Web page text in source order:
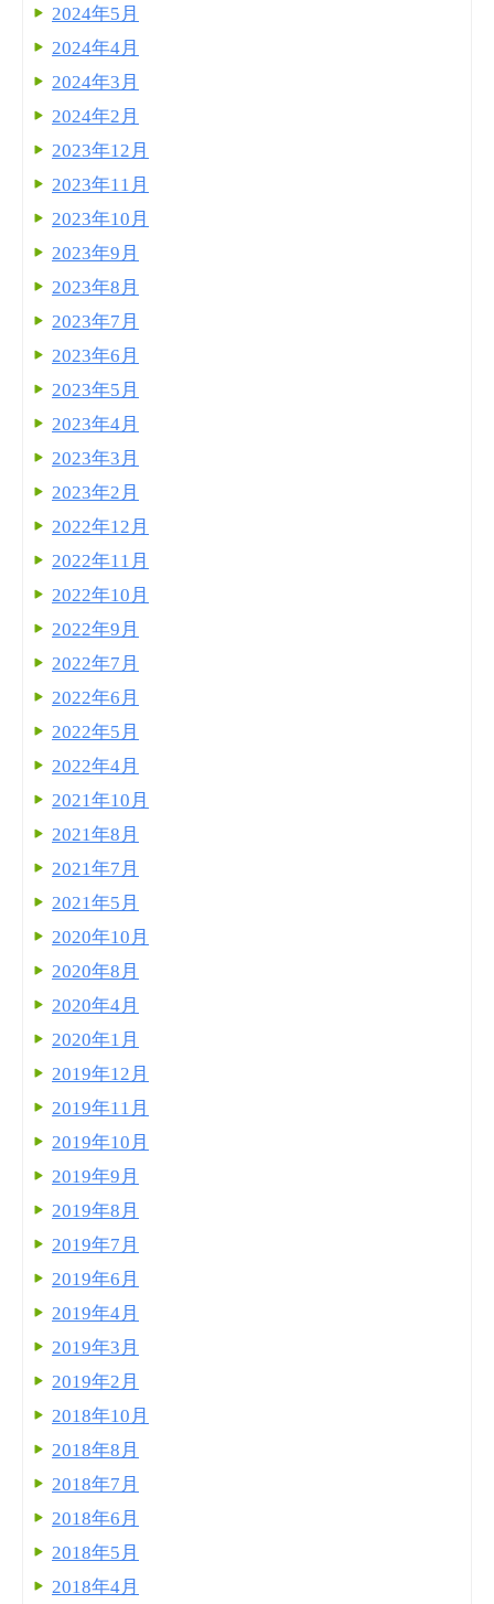
2024年5月
2024年4月
2024年3月
2024年2月
2023年12月
2023年11月
2023年10月
2023年9月
2023年8月
2023年7月
2023年6月
2023年5月
2023年4月
2023年3月
2023年2月
2022年12月
2022年11月
2022年10月
2022年9月
2022年7月
2022年6月
2022年5月
2022年4月
2021年10月
2021年8月
2021年7月
2021年5月
2020年10月
2020年8月
2020年4月
2020年1月
2019年12月
2019年11月
2019年10月
2019年9月
2019年8月
2019年7月
2019年6月
2019年4月
2019年3月
2019年2月
2018年10月
2018年8月
2018年7月
2018年6月
2018年5月
2018年4月